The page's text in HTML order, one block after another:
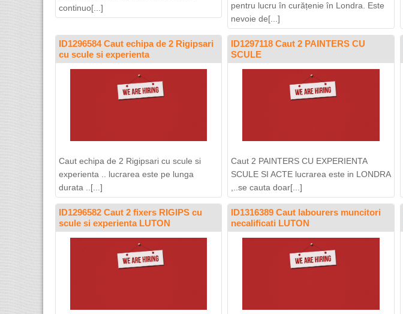
continuo[...]
pentru lucru în curățenie în Londra. Este
nevoie de[...]
ID1296584 Caut echipa de 2 Rigipsari
cu scule si experienta
Caut echipa de 2 Rigipsari cu scule si
experienta .. lucrarea este pe lunga
durata ..[...]
ID1297118 Caut 2 PAINTERS CU
SCULE
Caut 2 PAINTERS CU EXPERIENTA
SCULE SI ACTE lucrarea este in LONDRA
,..se cauta doar[...]
ID1296582 Caut 2 fixers RIGIPS cu
scule si experienta LUTON
ID1316389 Caut labourers muncitori
necalificati LUTON